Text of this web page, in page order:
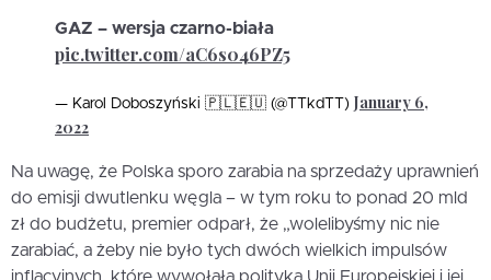
GAZ – wersja czarno-biała
pic.twitter.com/aC6s046PZ5
— Karol Doboszyński 🇵🇱🇪🇺 (@TTkdTT) January 6,
2022
Na uwagę, że Polska sporo zarabia na sprzedaży uprawnień
do emisji dwutlenku węgla – w tym roku to ponad 20 mld
zł do budżetu, premier odparł, że „wolelibyśmy nic nie
zarabiać, a żeby nie było tych dwóch wielkich impulsów
inflacyjnych, które wywołała polityka Unii Europejskiej i jej